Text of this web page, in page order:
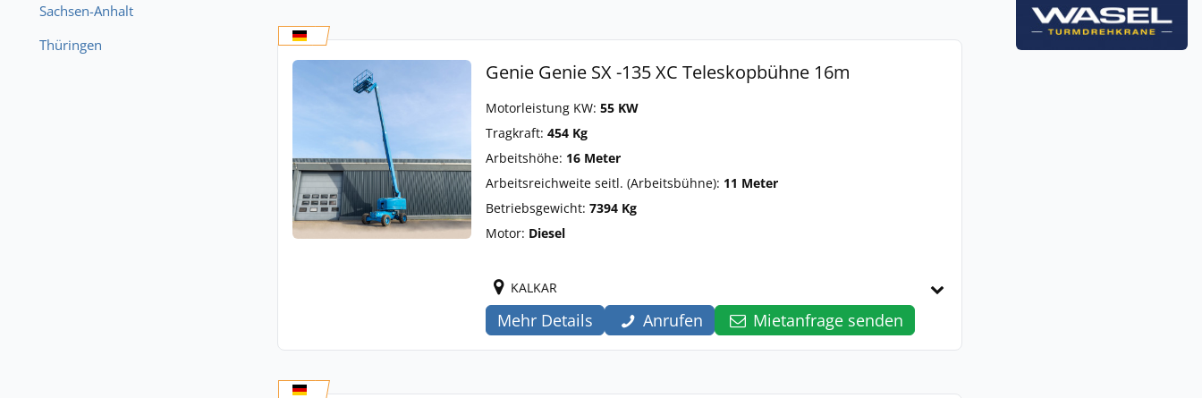
Sachsen-Anhalt
Thüringen
Genie Genie SX -135 XC Teleskopbühne 16m
Motorleistung KW: 55 KW
Tragkraft: 454 Kg
Arbeitshöhe: 16 Meter
Arbeitsreichweite seitl. (Arbeitsbühne): 11 Meter
Betriebsgewicht: 7394 Kg
Motor: Diesel
KALKAR
Mehr Details Anrufen Mietanfrage senden